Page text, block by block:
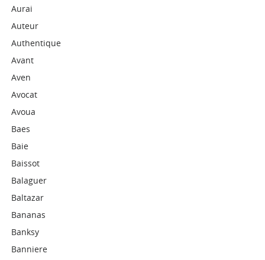
Aurai
Auteur
Authentique
Avant
Aven
Avocat
Avoua
Baes
Baie
Baissot
Balaguer
Baltazar
Bananas
Banksy
Banniere